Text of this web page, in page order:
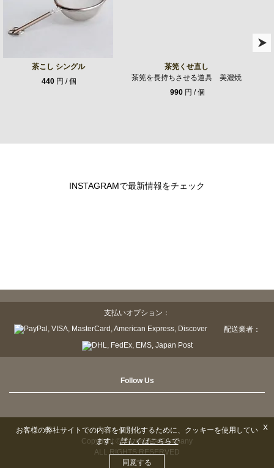
茶こし シングル
440円 / 個
茶筅くせ直し
茶筅を長持ちさせる道具 美濃焼
990円 / 個
INSTAGRAMで最新情報をチェック
支払いオプション：
配送業者：
Follow Us
Copyright © Sazen Tea Company
ALL RIGHTS RESERVED
X
お客様の弊社サイトでの内容を個別化するために、クッキーを使用してい
ます。詳しくはこちらで
同意する